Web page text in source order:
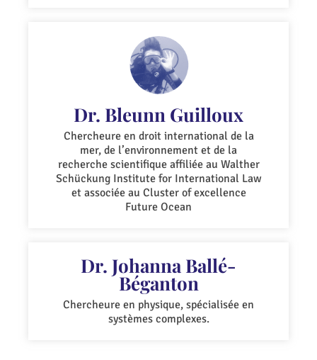
Dr. Bleunn Guilloux
Chercheure en droit international de la
mer, de l’environnement et de la
recherche scientifique affiliée au Walther
Schückung Institute for International Law
et associée au Cluster of excellence
Future Ocean
Dr. Johanna Ballé-
Béganton
Chercheure en physique, spécialisée en
systèmes complexes.